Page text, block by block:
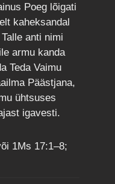
Poeg lõigati
kaheksandal
anti nimi
armu kanda
Teda Vaimu
Päästjana,
ühtsuses
igavesti.
1Ms 17:1–8;